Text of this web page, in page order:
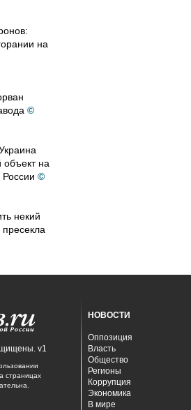
на
©
объект на
России ©
некий
v1
страницах
НОВОСТИ
Оппозиция
Власть
Общество
Регионы
Коррупция
Экономика
В мире